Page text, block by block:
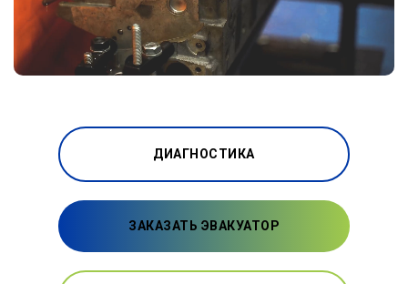
ДИАГНОСТИКА
ЗАКАЗАТЬ ЭВАКУАТОР